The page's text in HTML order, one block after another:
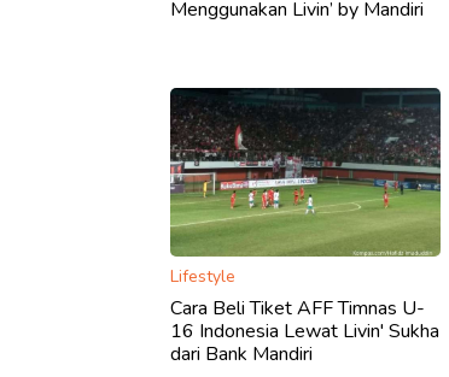
Menggunakan Livin’ by Mandiri
Lifestyle
Cara Beli Tiket AFF Timnas U-
16 Indonesia Lewat Livin' Sukha
dari Bank Mandiri